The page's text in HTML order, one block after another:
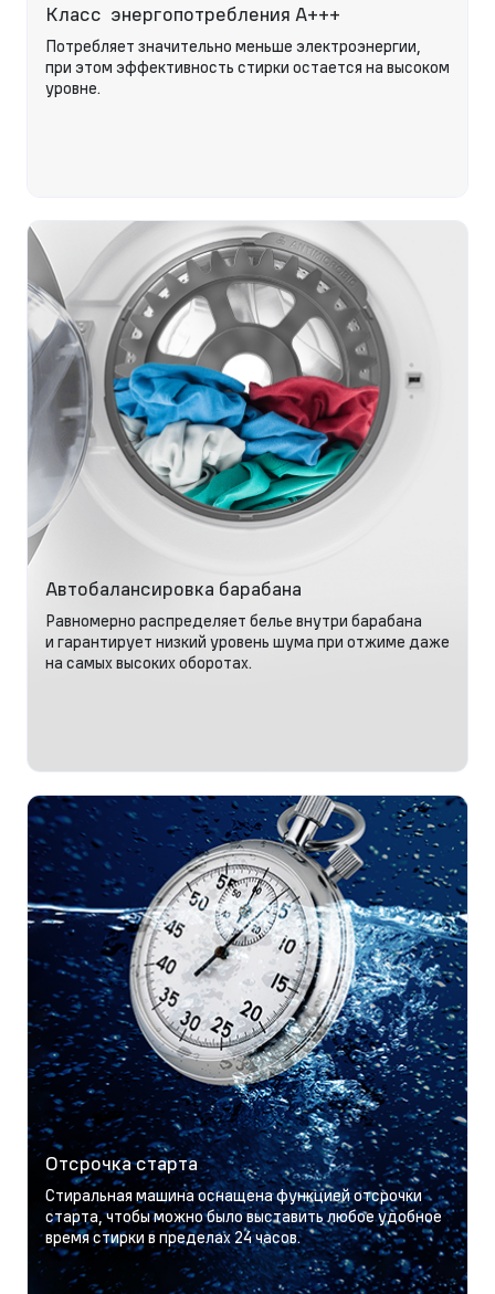
Класс энергопотребления А+++
Потребляет значительно меньше электроэнергии,
при этом эффективность стирки остается на высоком
уровне.
Автобалансировка барабана
Равномерно распределяет белье внутри барабана
и гарантирует низкий уровень шума при отжиме даже
на самых высоких оборотах.
Отсрочка старта
Стиральная машина оснащена функцией отсрочки
старта, чтобы можно было выставить любое удобное
время стирки в пределах 24 часов.